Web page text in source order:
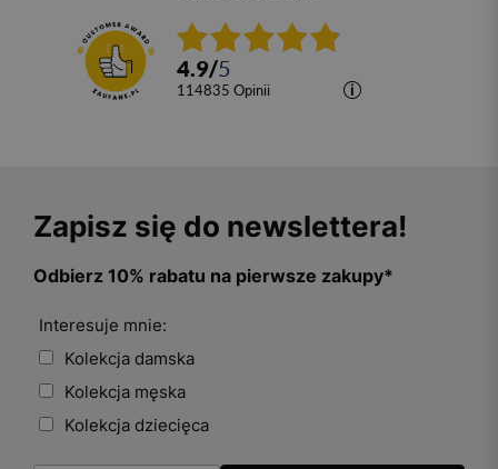
4.9/5
114835 opinii
Zapisz się do newslettera!
Odbierz 10% rabatu na pierwsze zakupy*
Interesuje mnie:
Kolekcja damska
Kolekcja męska
Kolekcja dziecięca